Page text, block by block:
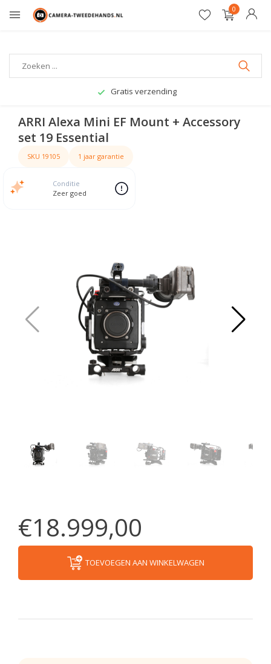
0
Gratis verzending
ARRI Alexa Mini EF Mount + Accessory
set 19 Essential
SKU 19105 1 jaar garantie
Conditie
Zeer goed
€18.999,00
TOEVOEGEN AAN WINKELWAGEN